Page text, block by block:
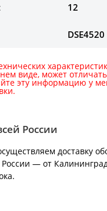
12
DSE4520
виде, может
эту информацию у
России
доставку
России — от